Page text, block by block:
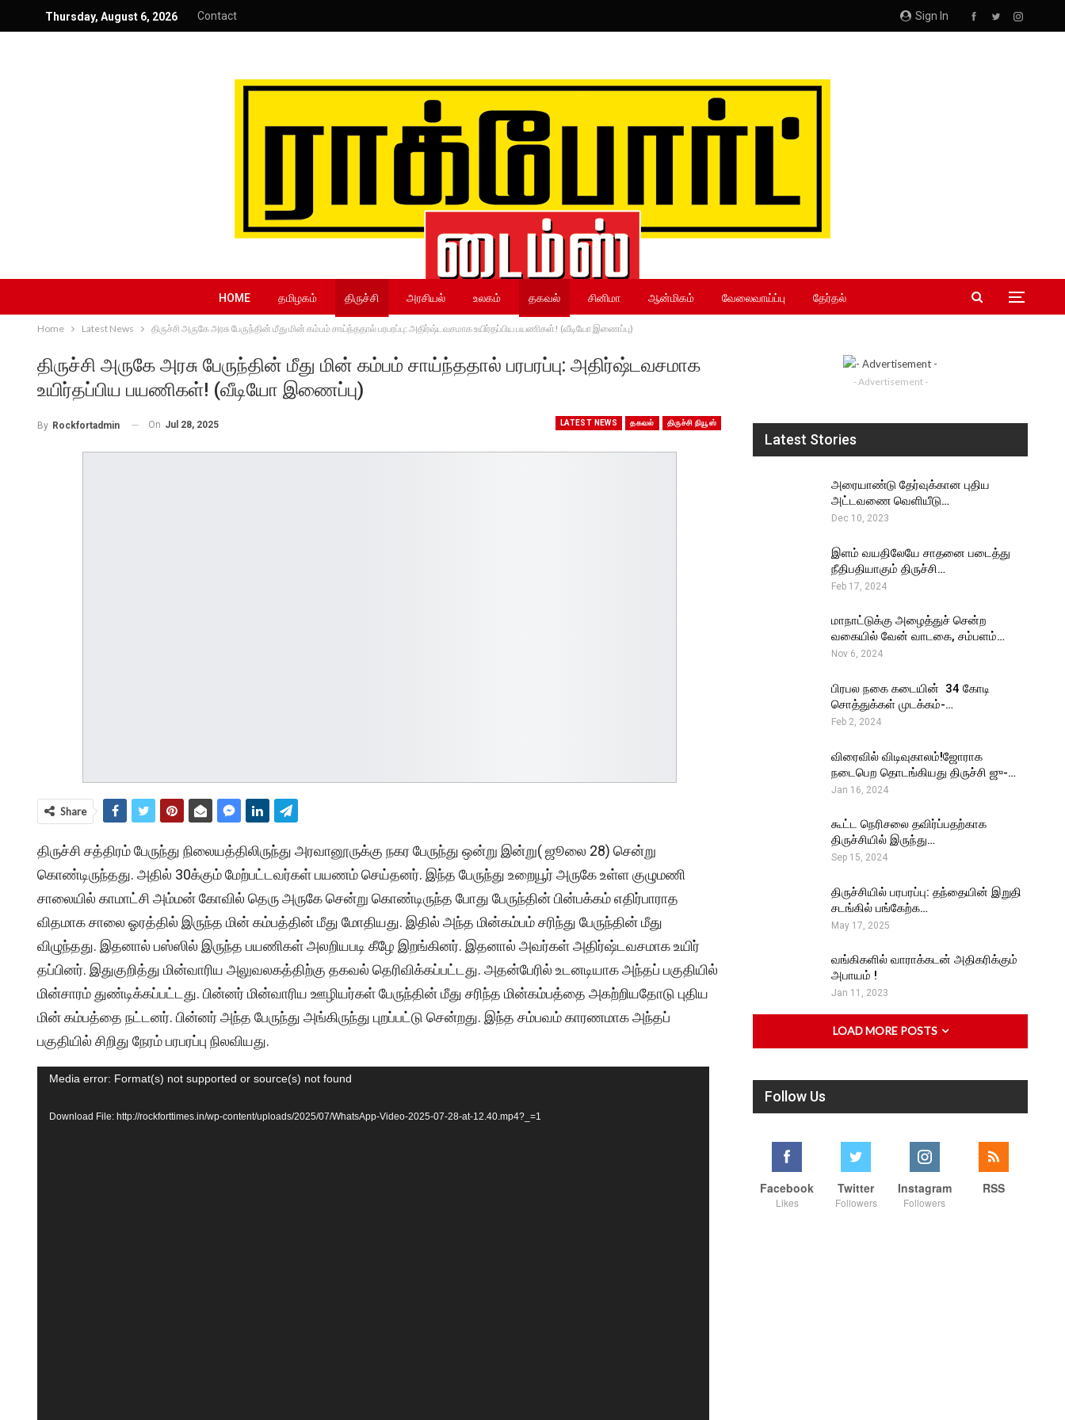
Sign In
Thursday, August 6, 2026 Contact
HOME தமிழகம் திருச்சி அரசியல் உலகம் தகவல் சினிமா ஆன்மிகம் வேலைவாய்ப்பு தேர்தல்
Home Latest News திருச்சி அருகே அரசு பேருந்தின் மீது மின் கம்பம் சாய்ந்ததால் பரபரப்பு: அதிர்ஷ்டவசமாக உயிர்தப்பிய பயணிகள்! (வீடியோ இணைப்பு)
திருச்சி அருகே அரசு பேருந்தின் மீது மின் கம்பம் சாய்ந்ததால் பரபரப்பு: அதிர்ஷ்டவசமாக
உயிர்தப்பிய பயணிகள்! (வீடியோ இணைப்பு)
LATEST NEWS தகவல் திருச்சி நியூஸ்
By Rockfortadmin On Jul 28, 2025
Share
திருச்சி சத்திரம் பேருந்து நிலையத்திலிருந்து அரவானூருக்கு நகர பேருந்து ஒன்று இன்று( ஜூலை 28) சென்று
கொண்டிருந்தது. அதில் 30க்கும் மேற்பட்டவர்கள் பயணம் செய்தனர். இந்த பேருந்து உறையூர் அருகே உள்ள குழுமணி
சாலையில் காமாட்சி அம்மன் கோவில் தெரு அருகே சென்று கொண்டிருந்த போது பேருந்தின் பின்பக்கம் எதிர்பாராத
விதமாக சாலை ஓரத்தில் இருந்த மின் கம்பத்தின் மீது மோதியது. இதில் அந்த மின்கம்பம் சரிந்து பேருந்தின் மீது
விழுந்தது. இதனால் பஸ்ஸில் இருந்த பயணிகள் அலறியபடி கீழே இறங்கினர். இதனால் அவர்கள் அதிர்ஷ்டவசமாக உயிர்
தப்பினர். இதுகுறித்து மின்வாரிய அலுவலகத்திற்கு தகவல் தெரிவிக்கப்பட்டது. அதன்பேரில் உடனடியாக அந்தப் பகுதியில்
மின்சாரம் துண்டிக்கப்பட்டது. பின்னர் மின்வாரிய ஊழியர்கள் பேருந்தின் மீது சரிந்த மின்கம்பத்தை அகற்றியதோடு புதிய
மின் கம்பத்தை நட்டனர். பின்னர் அந்த பேருந்து அங்கிருந்து புறப்பட்டு சென்றது. இந்த சம்பவம் காரணமாக அந்தப்
பகுதியில் சிறிது நேரம் பரபரப்பு நிலவியது.
Video
Media error: Format(s) not supported or source(s) not found
Download File: http://rockforttimes.in/wp-content/uploads/2025/07/WhatsApp-Video-2025-07-28-at-12.40.mp4?_=1
- Advertisement -
Latest Stories
அரையாண்டு தேர்வுக்கான புதிய
அட்டவணை வெளியீடு…
Dec 10, 2023
இளம் வயதிலேயே சாதனை படைத்து
நீதிபதியாகும் திருச்சி…
Feb 17, 2024
மாநாட்டுக்கு அழைத்துச் சென்ற
வகையில் வேன் வாடகை, சம்பளம்…
Nov 6, 2024
பிரபல நகை கடையின் ₹ 34 கோடி
சொத்துக்கள் முடக்கம்-…
Feb 2, 2024
விரைவில் விடிவுகாலம்!ஜோராக
நடைபெற தொடங்கியது திருச்சி ஜு-…
Jan 16, 2024
கூட்ட நெரிசலை தவிர்ப்பதற்காக
திருச்சியில் இருந்து…
Sep 15, 2024
திருச்சியில் பரபரப்பு: தந்தையின் இறுதி
சடங்கில் பங்கேற்க…
May 17, 2025
வங்கிகளில் வாராக்கடன் அதிகரிக்கும்
அபாயம் !
Jan 11, 2023
LOAD MORE POSTS
Follow Us
Facebook
Likes
Twitter
Followers
Instagram
Followers
RSS